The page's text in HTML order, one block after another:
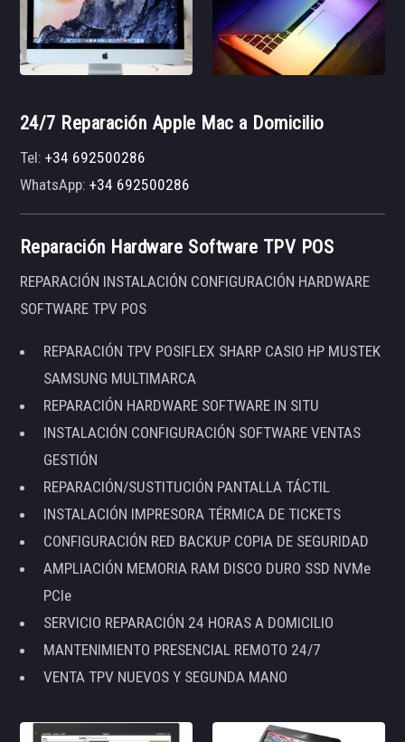
24/7 Reparación Apple Mac a Domicilio
Tel:+34 692500286
WhatsApp:+34 692500286
Reparación Hardware Software TPV POS
REPARACIÓN INSTALACIÓN CONFIGURACIÓN HARDWARE
SOFTWARE TPV POS
REPARACIÓN TPV POSIFLEX SHARP CASIO HP MUSTEK
SAMSUNG MULTIMARCA
REPARACIÓN HARDWARE SOFTWARE IN SITU
INSTALACIÓN CONFIGURACIÓN SOFTWARE VENTAS
GESTIÓN
REPARACIÓN/SUSTITUCIÓN PANTALLA TÁCTIL
INSTALACIÓN IMPRESORA TÉRMICA DE TICKETS
CONFIGURACIÓN RED BACKUP COPIA DE SEGURIDAD
AMPLIACIÓN MEMORIA RAM DISCO DURO SSD NVMe
PCIe
SERVICIO REPARACIÓN 24 HORAS A DOMICILIO
MANTENIMIENTO PRESENCIAL REMOTO 24/7
VENTA TPV NUEVOS Y SEGUNDA MANO